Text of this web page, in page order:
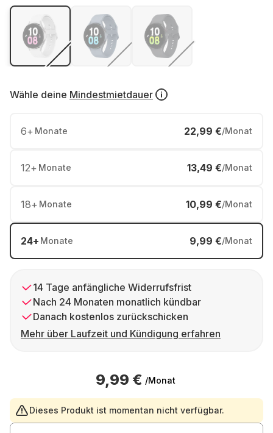
Wähle deine Mindestmietdauer
6+ Monate 22,99 €/Monat
12+ Monate 13,49 €/Monat
18+ Monate 10,99 €/Monat
24+ Monate 9,99 €/Monat
14 Tage anfängliche Widerrufsfrist
Nach 24 Monaten monatlich kündbar
Danach kostenlos zurückschicken
Mehr über Laufzeit und Kündigung erfahren
9,99 € /Monat
Dieses Produkt ist momentan nicht verfügbar.